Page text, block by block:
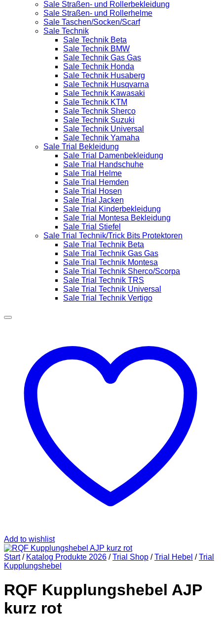
Sale Straßen- und Rollerbekleidung
Sale Straßen- und Rollerhelme
Sale Taschen/Socken/Scarf
Sale Technik
Sale Technik Beta
Sale Technik BMW
Sale Technik Gas Gas
Sale Technik Honda
Sale Technik Husaberg
Sale Technik Husqvarna
Sale Technik Kawasaki
Sale Technik KTM
Sale Technik Sherco
Sale Technik Suzuki
Sale Technik Universal
Sale Technik Yamaha
Sale Trial Bekleidung
Sale Trial Damenbekleidung
Sale Trial Handschuhe
Sale Trial Helme
Sale Trial Hemden
Sale Trial Hosen
Sale Trial Jacken
Sale Trial Kinderbekleidung
Sale Trial Montesa Bekleidung
Sale Trial Stiefel
Sale Trial Technik/Trick Bits Protektoren
Sale Trial Technik Beta
Sale Trial Technik Gas Gas
Sale Trial Technik Montesa
Sale Trial Technik Sherco/Scorpa
Sale Trial Technik TRS
Sale Trial Technik Universal
Sale Trial Technik Vertigo
Add to wishlist
Start / Katalog Produkte 2026 / Trial Shop / Trial Hebel / Trial
Kupplungshebel
RQF Kupplungshebel AJP
kurz rot